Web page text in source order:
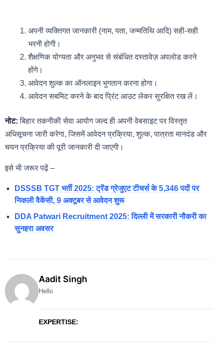
अपनी व्यक्तिगत जानकारी (नाम, पता, जन्मतिथि आदि) सही-सही
भरनी होगी।
शैक्षणिक योग्यता और अनुभव से संबंधित दस्तावेज़ अपलोड करने
होंगे।
आवेदन शुल्क का ऑनलाइन भुगतान करना होगा।
आवेदन सबमिट करने के बाद प्रिंट आउट लेकर सुरक्षित रख लें।
नोट: बिहार तकनीकी सेवा आयोग जल्द ही अपनी वेबसाइट पर विस्तृत
अधिसूचना जारी करेगा, जिसमें आवेदन प्रक्रिया, शुल्क, पात्रता मानदंड और
चयन प्रक्रिया की पूरी जानकारी दी जाएगी।
इसे भी जरूर पढ़ें –
DSSSB TGT भर्ती 2025: ट्रेंड ग्रेजुएट टीचर्स के 5,346 पदों पर
निकली वैकेंसी, 9 अक्टूबर से आवेदन शुरू
DDA Patwari Recruitment 2025: दिल्ली में सरकारी नौकरी का
सुनहरा अवसर
Aadit Singh
Hello
EXPERTISE: